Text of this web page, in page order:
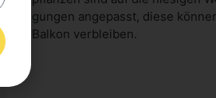
gun­gen ange­passt, die­se
Bal­kon ver­blei­ben.